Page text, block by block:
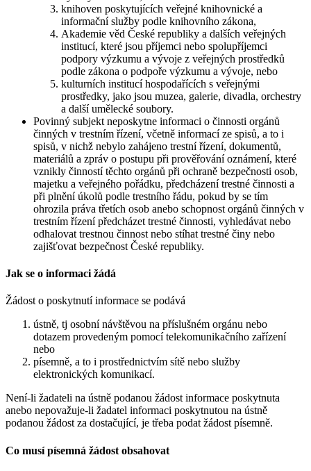
knihoven poskytujících veřejné knihovnické a
informační služby podle knihovního zákona,
Akademie věd České republiky a dalších veřejných
institucí, které jsou příjemci nebo spolupříjemci
podpory výzkumu a vývoje z veřejných prostředků
podle zákona o podpoře výzkumu a vývoje, nebo
kulturních institucí hospodařících s veřejnými
prostředky, jako jsou muzea, galerie, divadla, orchestry
a další umělecké soubory.
Povinný subjekt neposkytne informaci o činnosti orgánů
činných v trestním řízení, včetně informací ze spisů, a to i
spisů, v nichž nebylo zahájeno trestní řízení, dokumentů,
materiálů a zpráv o postupu při prověřování oznámení, které
vznikly činností těchto orgánů při ochraně bezpečnosti osob,
majetku a veřejného pořádku, předcházení trestné činnosti a
při plnění úkolů podle trestního řádu, pokud by se tím
ohrozila práva třetích osob anebo schopnost orgánů činných v
trestním řízení předcházet trestné činnosti, vyhledávat nebo
odhalovat trestnou činnost nebo stíhat trestné činy nebo
zajišťovat bezpečnost České republiky.
Jak se o informaci žádá
Žádost o poskytnutí informace se podává
ústně, tj osobní návštěvou na příslušném orgánu nebo
dotazem provedeným pomocí telekomunikačního zařízení
nebo
písemně, a to i prostřednictvím sítě nebo služby
elektronických komunikací.
Není-li žadateli na ústně podanou žádost informace poskytnuta
anebo nepovažuje-li žadatel informaci poskytnutou na ústně
podanou žádost za dostačující, je třeba podat žádost písemně.
Co musí písemná žádost obsahovat